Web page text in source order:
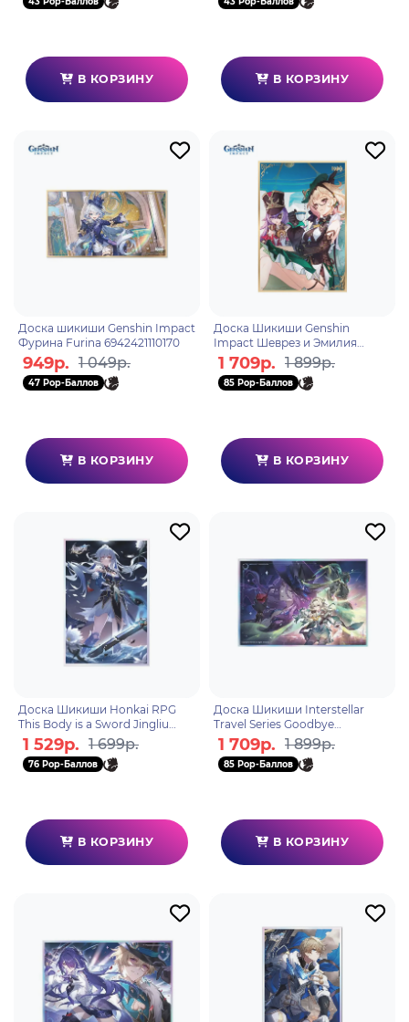
В КОРЗИНУ В КОРЗИНУ
Доска шикиши Genshin Impact
Фурина Furina 6942421110170
949р. 1 049р.
47 Pop-Баллов
В КОРЗИНУ
Доска Шикиши Genshin
Impact Шеврез и Эмилия
Joyful Summer! Evil Dragon?
Fairy Tale Kingdom! 69424211
1 709р. 1 899р.
85 Pop-Баллов
В КОРЗИНУ
Доска Шикиши Honkai RPG
This Body is a Sword Jingliu
6976525001324
1 529р. 1 699р.
76 Pop-Баллов
В КОРЗИНУ
Доска Шикиши Interstellar
Travel Series Goodbye
Pinocchio 6942421143314
1 709р. 1 899р.
85 Pop-Баллов
В КОРЗИНУ